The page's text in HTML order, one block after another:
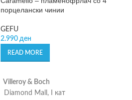
порцелански чинии
GEFU
2.990 ден
READ MORE
Villeroy & Boch
Diamond Mall, I кат